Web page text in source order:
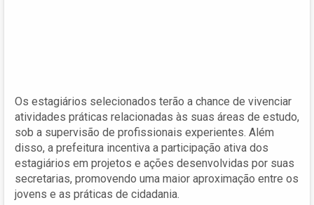
Os estagiários selecionados terão a chance de vivenciar
atividades práticas relacionadas às suas áreas de estudo,
sob a supervisão de profissionais experientes. Além
disso, a prefeitura incentiva a participação ativa dos
estagiários em projetos e ações desenvolvidas por suas
secretarias, promovendo uma maior aproximação entre os
jovens e as práticas de cidadania.